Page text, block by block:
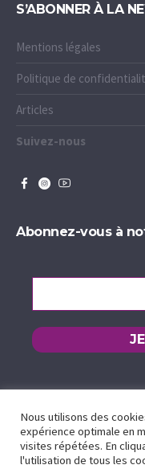
S’ABONNER À LA
Mentions légales
Politique de
Articles
Suivez-nous
Abonnez-vous à
Nous utilisons des
expérience optimale en
visites répétées. En
l'utilisation de tous les